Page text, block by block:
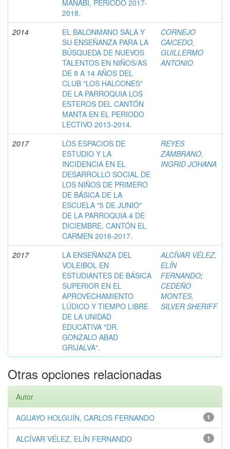
MANABÍ, PERIODO 2017-
2018.
2014
EL BALONMANO SALA Y
SU ENSEÑANZA PARA LA
BÚSQUEDA DE NUEVOS
TALENTOS EN NIÑOS/AS
DE 8 A 14 AÑOS DEL
CLUB "LOS HALCONES"
DE LA PARROQUIA LOS
ESTEROS DEL CANTÓN
MANTA EN EL PERIODO
LECTIVO 2013-2014.
CORNEJO
CAICEDO,
GUILLERMO
ANTONIO
2017
LOS ESPACIOS DE
ESTUDIO Y LA
INCIDENCIA EN EL
DESARROLLO SOCIAL DE
LOS NIÑOS DE PRIMERO
DE BÁSICA DE LA
ESCUELA "5 DE JUNIO"
DE LA PARROQUIA 4 DE
DICIEMBRE, CANTÓN EL
CARMEN 2016-2017.
REYES
ZAMBRANO,
INGRID JOHANA
2017
LA ENSEÑANZA DEL
VOLEIBOL EN
ESTUDIANTES DE BÁSICA
SUPERIOR EN EL
APROVECHAMIENTO
LÚDICO Y TIEMPO LIBRE
DE LA UNIDAD
EDUCATIVA "DR.
GONZALO ABAD
GRIJALVA".
ALCÍVAR VÉLEZ,
ELÍN
FERNANDO;
CEDEÑO
MONTES,
SILVER SHERIFF
Otras opciones relacionadas
Autor
1
AGUAYO HOLGUÍN, CARLOS FERNANDO
1
ALCÍVAR VÉLEZ, ELÍN FERNANDO